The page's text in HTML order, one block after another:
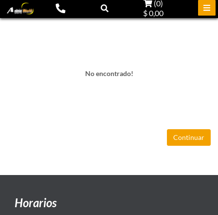
(0)
$ 0,00
No encontrado!
Continuar
Horarios